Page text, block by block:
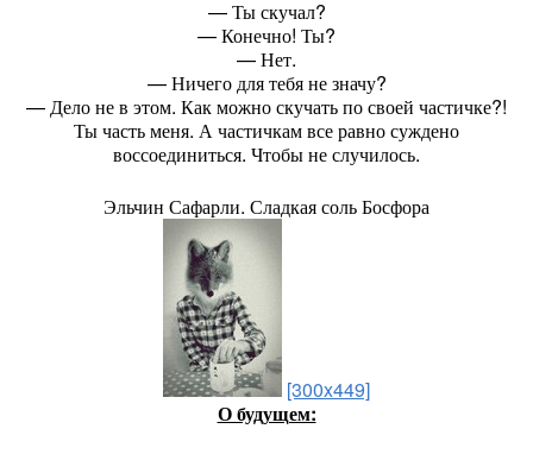
— Ты скучал?
— Конечно! Ты?
— Нет.
— Ничего для тебя не значу?
— Дело не в этом. Как можно скучать по своей частичке?!
Ты часть меня. А частичкам все равно суждено
воссоединиться. Чтобы не случилось.
Эльчин Сафарли. Сладкая соль Босфора
[300x449]
О будущем: